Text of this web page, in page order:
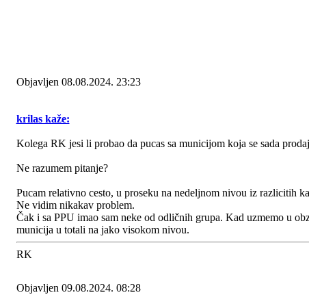
Objavljen 08.08.2024. 23:23
krilas kaže:
Kolega RK jesi li probao da pucas sa municijom koja se sada
Ne razumem pitanje?
Pucam relativno cesto, u proseku na nedeljnom nivou iz razlicitih
Ne vidim nikakav problem.
Čak i sa PPU imao sam neke od odličnih grupa. Kad uzmemo u
municija u totali na jako visokom nivou.
RK
Objavljen 09.08.2024. 08:28